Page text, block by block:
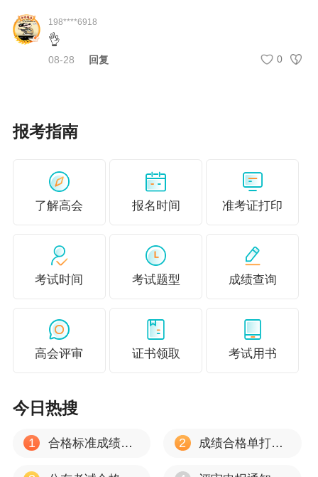
山东
说明：因考试政策、内容不断变化与调整，正保会计网校
现在还没有开始准备论文发表的考生，现在必须要动起来
论文的写作发表需要经历选题、撰写、审稿、发表等一系
列步骤，过程会比较长，一般需要至少几个月的时间，大
刊的发表通常需要排期，排期所需时间也不能完全确定和
重新参加考试了！
趁着现在，赶紧准备高级会计师评审吧，越早通过评审占
198****6918
👌
08-28 回复 0
报考指南
了解高会 报名时间 准考证打印
考试时间 考试题型 成绩查询
高会评审 证书领取 考试用书
今日热搜
1 合格标准成绩有效期 2 成绩合格单打印流程